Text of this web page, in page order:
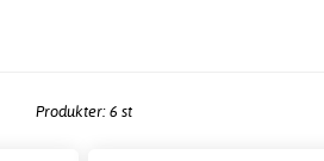
Produkter: 6 st